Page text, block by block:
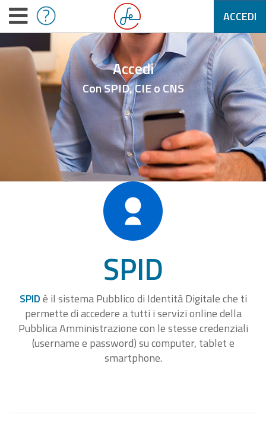
ACCEDI
Accedi
Con SPID, CIE o CNS
SPID
SPIDè il sistema Pubblico di Identità Digitale che ti
permette di accedere a tutti i servizi online della
Pubblica Amministrazione con le stesse credenziali
(username e password) su computer, tablet e
smartphone.